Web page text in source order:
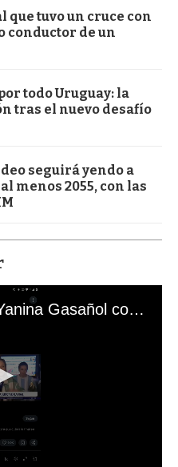
que tuvo un cruce con
conductor de un
todo Uruguay: la
tras el nuevo desafío
seguirá yendo a
menos 2055, con las
El mal momento de Yanina Gasañol con un hincha argentino en "Subrayado"